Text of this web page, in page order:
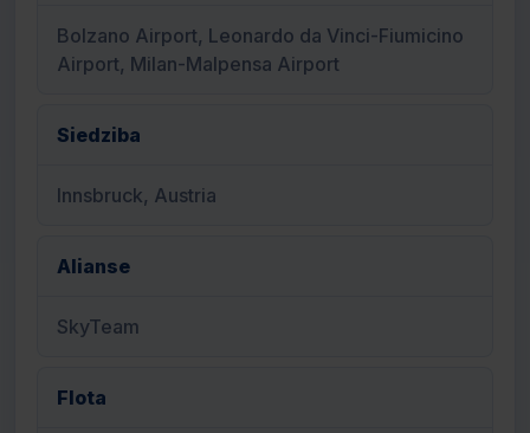
Bolzano Airport, Leonardo da Vinci-Fiumicino
Airport, Milan-Malpensa Airport
Siedziba
Innsbruck, Austria
Alianse
SkyTeam
Flota